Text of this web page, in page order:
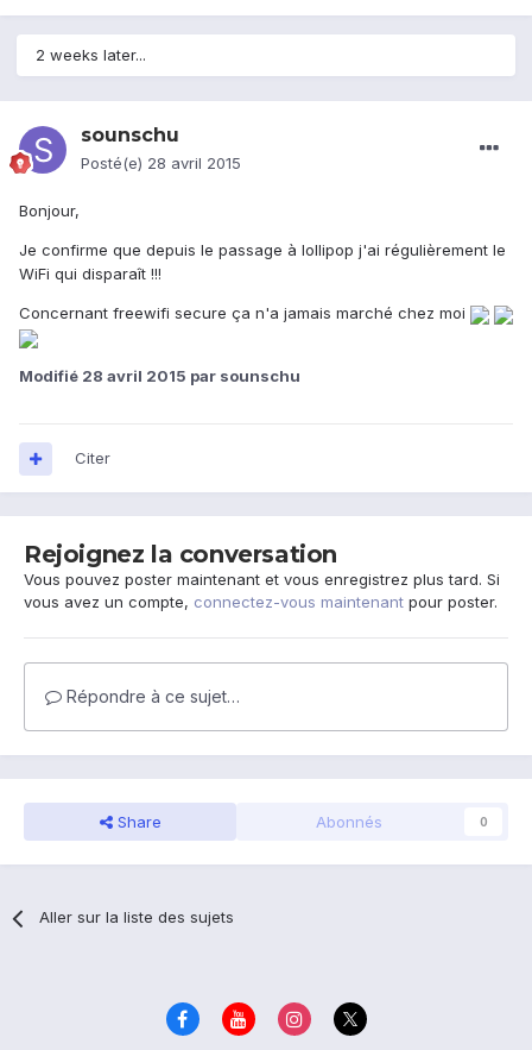
2 weeks later...
sounschu
Posté(e) 28 avril 2015
Bonjour,
Je confirme que depuis le passage à lollipop j'ai régulièrement le
WiFi qui disparaît !!!
Concernant freewifi secure ça n'a jamais marché chez moi
Modifié 28 avril 2015 par sounschu
Citer
Rejoignez la conversation
Vous pouvez poster maintenant et vous enregistrez plus tard. Si
vous avez un compte, connectez-vous maintenant pour poster.
Répondre à ce sujet…
Share Abonnés 0
Aller sur la liste des sujets